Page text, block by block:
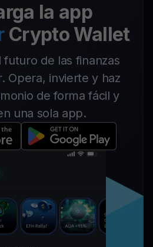
la app
Crypto Wallet
futuro de las finanzas
Opera, invierte y haz
de forma fácil y
una sola app.